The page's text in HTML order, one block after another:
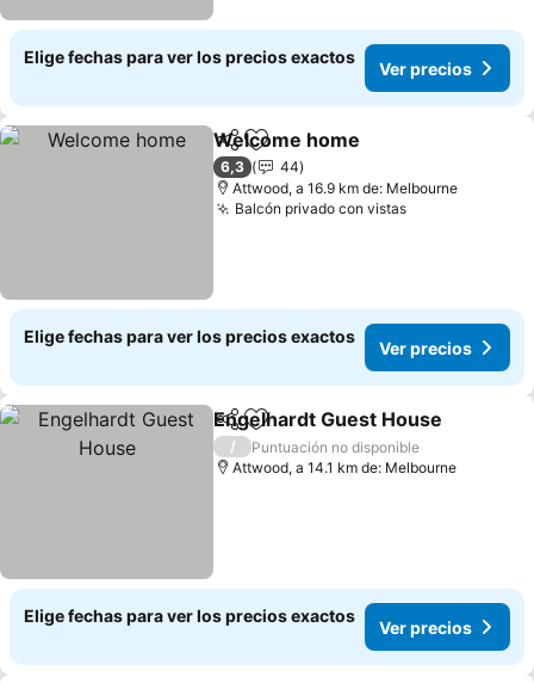
Elige fechas para ver los precios exactos
Ver precios
CompartirAgregar a favoritos
Welcome home
6,3
44
Attwood, a 16.9 km de: Melbourne
Balcón privado con vistas
Elige fechas para ver los precios exactos
Ver precios
CompartirAgregar a favoritos
Engelhardt Guest House
/
Puntuación no disponible
Attwood, a 14.1 km de: Melbourne
Elige fechas para ver los precios exactos
Ver precios